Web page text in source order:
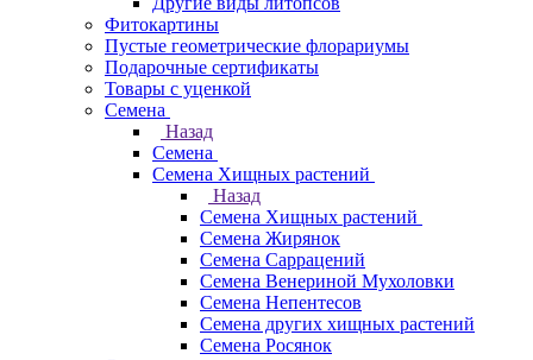
Фитокартины
Пустые геометрические флорариумы
Подарочные сертификаты
Товары с уценкой
Семена
Назад
Семена
Семена Хищных растений
Назад
Семена Хищных растений
Семена Жирянок
Семена Саррацений
Семена Венериной Мухоловки
Семена Непентесов
Семена других хищных растений
Семена Росянок